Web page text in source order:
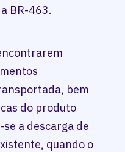
BR-463.
bem
do produto
a descarga de
quando o